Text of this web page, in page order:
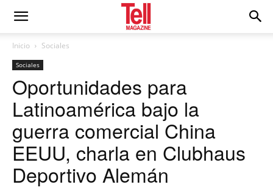
Inicio Sociales
Sociales
Oportunidades para
Latinoamérica bajo la
guerra comercial China
EEUU, charla en Clubhaus
Deportivo Alemán